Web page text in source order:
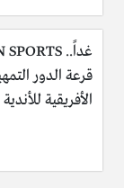
قرعة الدور
الأفريقية للأندية